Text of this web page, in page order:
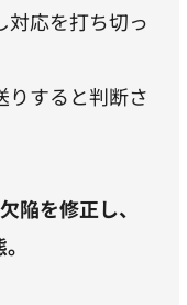
対応を打ち切っ
りすると判断さ
陥を修正し、